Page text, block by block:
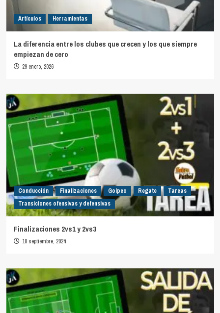
Artículos Herramientas
La diferencia entre los clubes que crecen y los que siempre
empiezan de cero
29 enero, 2026
Conducción Finalizaciones Golpeo Regate
Tareas
Transiciones ofensivas y defensivas
Finalizaciones 2vs1 y 2vs3
18 septiembre, 2024